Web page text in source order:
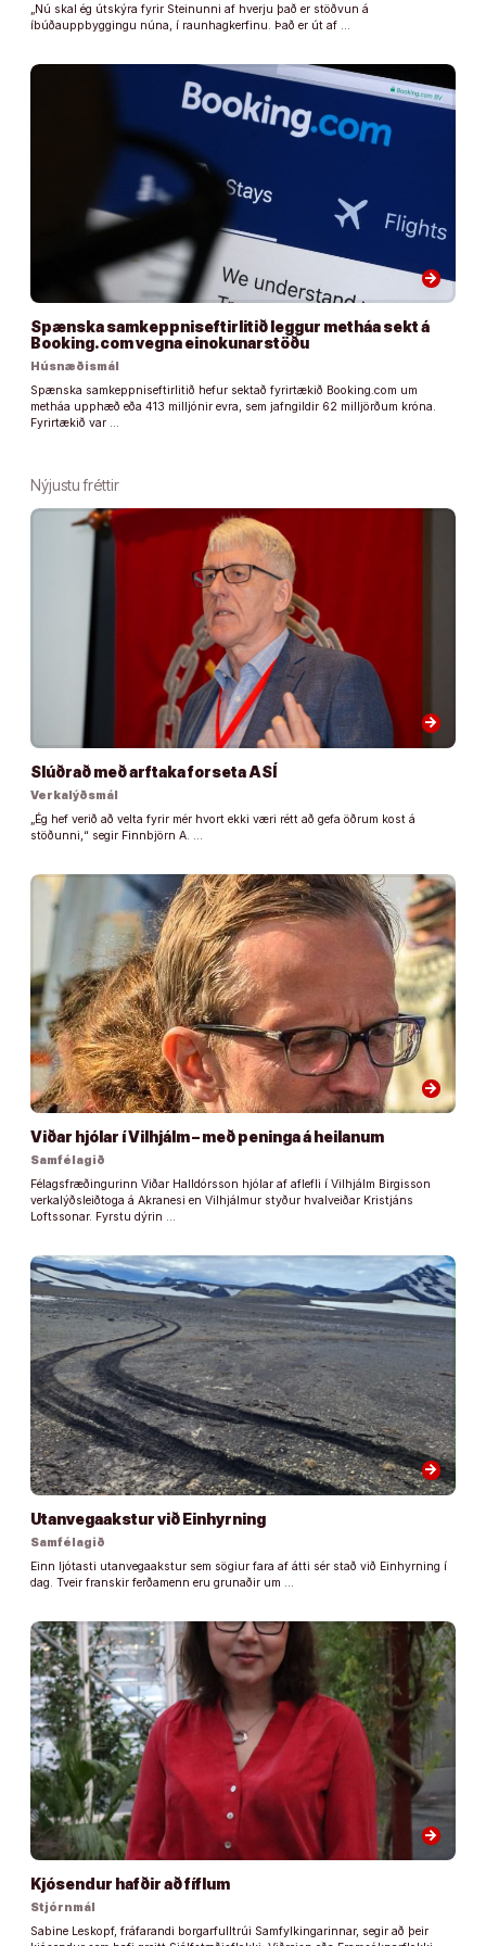
„Nú skal ég útskýra fyrir Steinunni af hverju það er stöðvun á
íbúðauppbyggingu núna, í raunhagkerfinu. Það er út af …
arrow_forward
Spænska samkeppniseftirlitið leggur metháa sekt á
Booking.com vegna einokunarstöðu
Húsnæðismál
Spænska samkeppniseftirlitið hefur sektað fyrirtækið Booking.com um
metháa upphæð eða 413 milljónir evra, sem jafngildir 62 milljörðum króna.
Fyrirtækið var …
Nýjustu fréttir
arrow_forward
Slúðrað með arftaka forseta ASÍ
Verkalýðsmál
„Ég hef verið að velta fyrir mér hvort ekki væri rétt að gefa öðrum kost á
stöðunni,“ segir Finnbjörn A. …
arrow_forward
Viðar hjólar í Vilhjálm – með peninga á heilanum
Samfélagið
Félagsfræðingurinn Viðar Halldórsson hjólar af aflefli í Vilhjálm Birgisson
verkalýðsleiðtoga á Akranesi en Vilhjálmur styður hvalveiðar Kristjáns
Loftssonar. Fyrstu dýrin …
arrow_forward
Utanvegaakstur við Einhyrning
Samfélagið
Einn ljótasti utanvegaakstur sem sögiur fara af átti sér stað við Einhyrning í
dag. Tveir franskir ferðamenn eru grunaðir um …
arrow_forward
Kjósendur hafðir að fíflum
Stjórnmál
Sabine Leskopf, fráfarandi borgarfulltrúi Samfylkingarinnar, segir að þeir